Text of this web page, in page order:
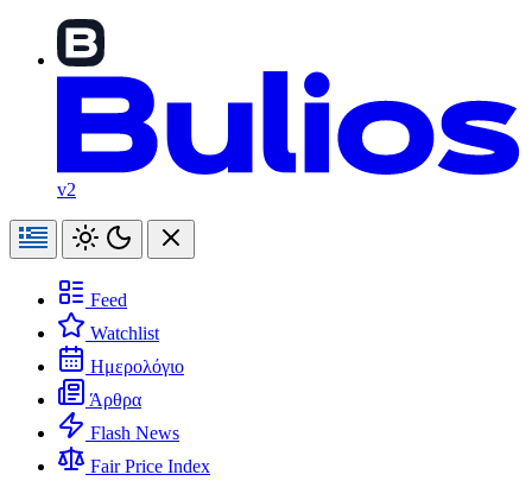
v2
Feed
Watchlist
Ημερολόγιο
Άρθρα
Flash News
Fair Price Index